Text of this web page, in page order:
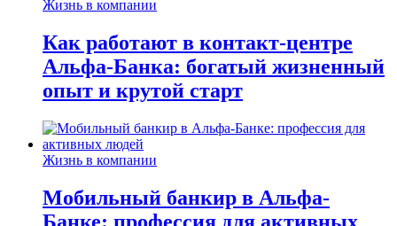
Жизнь в компании
Как работают в контакт-центре
Альфа-Банка: богатый жизненный
опыт и крутой старт
Жизнь в компании
Мобильный банкир в Альфа-
Банке: профессия для активных